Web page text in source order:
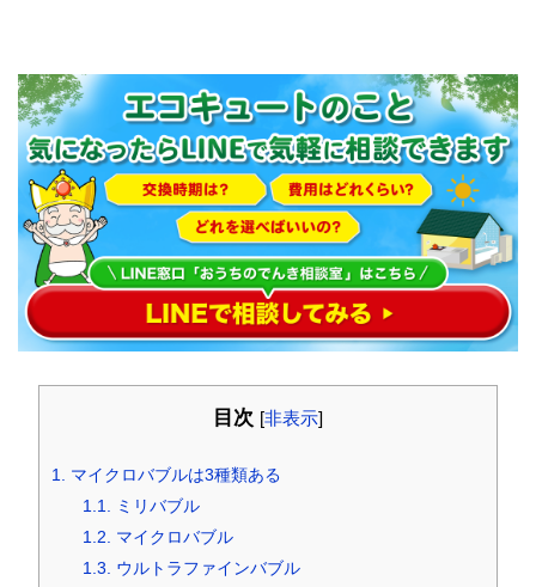
目次 [非表示]
1.
マイクロバブルは3種類ある
1.1.
ミリバブル
1.2.
マイクロバブル
1.3.
ウルトラファインバブル